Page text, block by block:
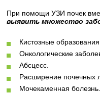
При помощи УЗИ почек
выявить множество
Кистозные образования.
Онкологические
Абсцесс.
Расширение почечных
Мочекаменная болезнь.